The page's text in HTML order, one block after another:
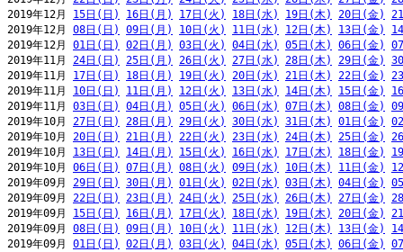
2019年12月 15日(日) 16日(月) 17日(火) 18日(水) 19日(木) 20日(金)
2019年12月 08日(日) 09日(月) 10日(火) 11日(水) 12日(木) 13日(金)
2019年12月 01日(日) 02日(月) 03日(火) 04日(水) 05日(木) 06日(金)
2019年11月 24日(日) 25日(月) 26日(火) 27日(水) 28日(木) 29日(金)
2019年11月 17日(日) 18日(月) 19日(火) 20日(水) 21日(木) 22日(金)
2019年11月 10日(日) 11日(月) 12日(火) 13日(水) 14日(木) 15日(金)
2019年11月 03日(日) 04日(月) 05日(火) 06日(水) 07日(木) 08日(金)
2019年10月 27日(日) 28日(月) 29日(火) 30日(水) 31日(木) 01日(金)
2019年10月 20日(日) 21日(月) 22日(火) 23日(水) 24日(木) 25日(金)
2019年10月 13日(日) 14日(月) 15日(火) 16日(水) 17日(木) 18日(金)
2019年10月 06日(日) 07日(月) 08日(火) 09日(水) 10日(木) 11日(金)
2019年09月 29日(日) 30日(月) 01日(火) 02日(水) 03日(木) 04日(金)
2019年09月 22日(日) 23日(月) 24日(火) 25日(水) 26日(木) 27日(金)
2019年09月 15日(日) 16日(月) 17日(火) 18日(水) 19日(木) 20日(金)
2019年09月 08日(日) 09日(月) 10日(火) 11日(水) 12日(木) 13日(金)
2019年09月 01日(日) 02日(月) 03日(火) 04日(水) 05日(木) 06日(金)